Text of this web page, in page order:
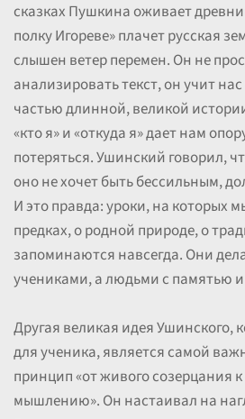
сказках Пушкина оживает
полку Игореве» плачет русская
слышен ветер перемен. Он не
анализировать текст, он учит
частью длинной, великой
«кто я» и «откуда я» дает нам
потеряться. Ушинский говорил,
оно не хочет быть бессильным,
И это правда: уроки, на которых
предках, о родной природе, о
запоминаются навсегда. Они
учениками, а людьми с памятью
Другая великая идея Ушинского,
для ученика, является самой
принцип «от живого созерцания
мышлению». Он настаивал на